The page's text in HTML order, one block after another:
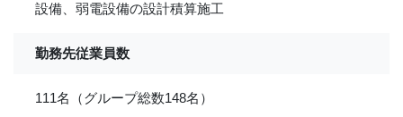
設備、弱電設備の設計積算施工
勤務先従業員数
111名（グループ総数148名）